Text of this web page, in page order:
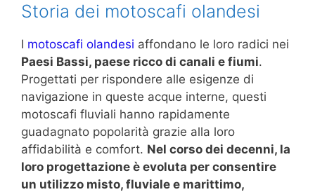
Storia dei motoscafi olandesi
I motoscafi olandesi affondano le loro radici nei
Paesi Bassi, paese ricco di canali e fiumi.
Progettati per rispondere alle esigenze di
navigazione in queste acque interne, questi
motoscafi fluviali hanno rapidamente
guadagnato popolarità grazie alla loro
affidabilità e comfort. Nel corso dei decenni, la
loro progettazione è evoluta per consentire
un utilizzo misto, fluviale e marittimo,